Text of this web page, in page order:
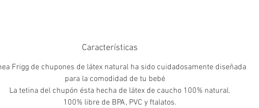
Características
Frigg de chupones de látex natural ha sido cuidadosamente diseñada
para la comodidad de tu bebé
La tetina del chupón ésta hecha de látex de caucho 100% natural.
100% libre de BPA, PVC y ftalatos.